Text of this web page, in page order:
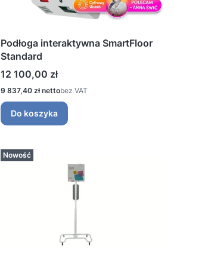
Podłoga interaktywna SmartFloor
Standard
Cena
12 100,00 zł
Cena
9 837,40 zł bez VAT
Do koszyka
Nowość